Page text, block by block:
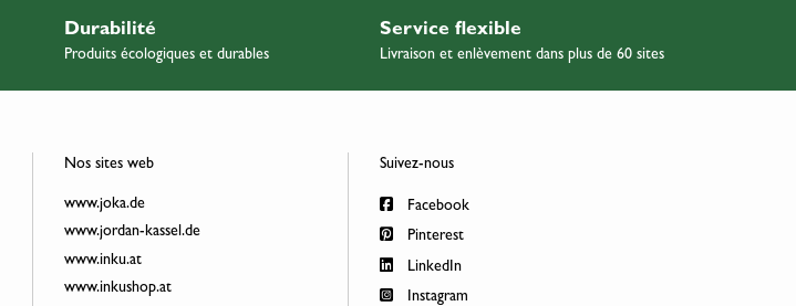
Durabilité
Produits écologiques et durables
Service flexible
Livraison et enlèvement dans plus de 60 sites
Nos sites web
www.joka.de
www.jordan-kassel.de
www.inku.at
www.inkushop.at
Suivez-nous
Facebook
Pinterest
LinkedIn
Instagram